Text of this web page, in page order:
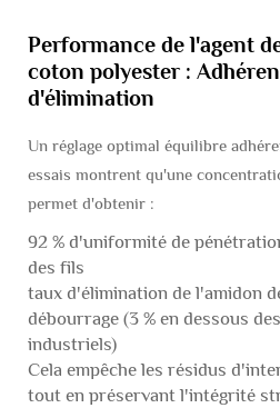
Performance de l'agent
coton polyester :
d'élimination
Un réglage optimal équilibre
essais montrent qu'une
permet d'obtenir :
92 % d'uniformité de
des fils
taux d'élimination de l'amidon
débourrage (3 % en dessous
industriels)
Cela empêche les résidus
tout en préservant l'intégrité